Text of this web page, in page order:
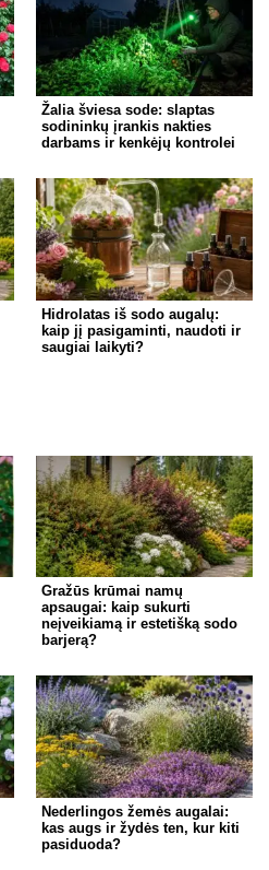
Žalia šviesa sode: slaptas
sodininkų įrankis nakties
darbams ir kenkėjų kontrolei
Hidrolatas iš sodo augalų:
kaip jį pasigaminti, naudoti ir
saugiai laikyti?
Gražūs krūmai namų
apsaugai: kaip sukurti
neįveikiamą ir estetišką sodo
barjerą?
Nederlingos žemės augalai:
kas augs ir žydės ten, kur kiti
pasiduoda?